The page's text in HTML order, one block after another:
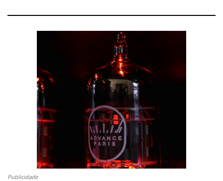
Publicidade